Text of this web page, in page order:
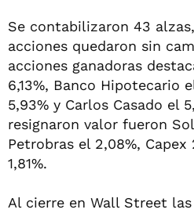
Se contabilizaron 43 alzas,
acciones quedaron sin
acciones ganadoras
6,13%, Banco Hipotecario
5,93% y Carlos Casado el
resignaron valor fueron
Petrobras el 2,08%,
1,81%.
Al cierre en Wall Street